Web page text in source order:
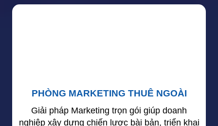
PHÒNG MARKETING THUÊ NGOÀI
Giải pháp Marketing trọn gói giúp doanh
nghiệp xây dựng chiến lược bài bản, triển khai